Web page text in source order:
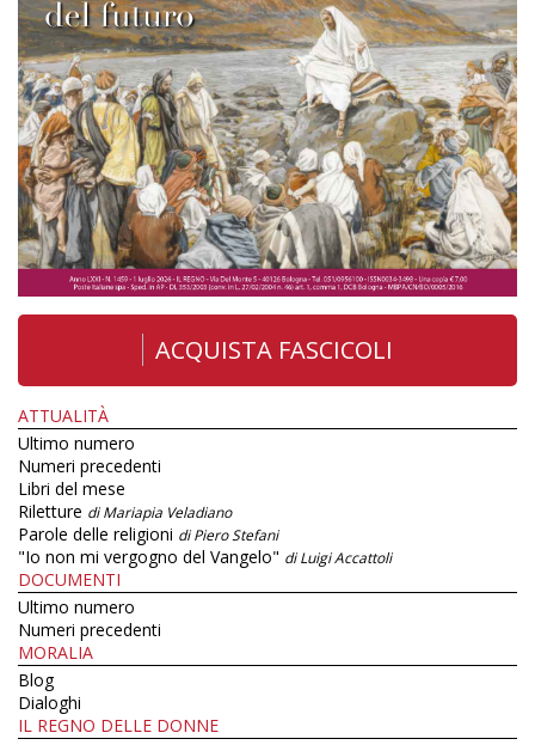
ACQUISTA FASCICOLI
ATTUALITÀ
Ultimo numero
Numeri precedenti
Libri del mese
Riletture di Mariapia Veladiano
Parole delle religioni di Piero Stefani
"Io non mi vergogno del Vangelo" di Luigi Accattoli
DOCUMENTI
Ultimo numero
Numeri precedenti
MORALIA
Blog
Dialoghi
IL REGNO DELLE DONNE